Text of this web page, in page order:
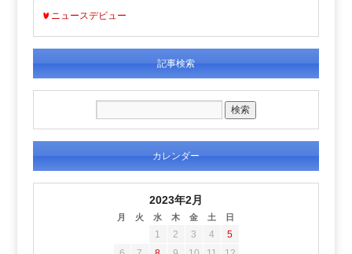
ニュースデビュー
記事検索
カレンダー
2023年2月
月 火 水 木 金 土 日
1 2 3 4
5